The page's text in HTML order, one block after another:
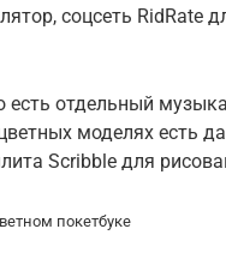
соцсеть RidRate
отдельный
моделях есть
Scribble для
покетбуке